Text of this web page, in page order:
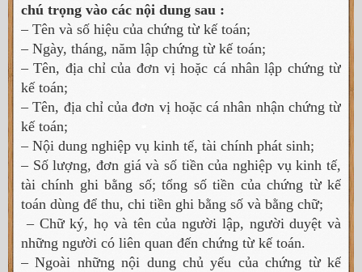
chú trọng vào các nội dung sau :
– Tên và số hiệu của chứng từ kế toán;
– Ngày, tháng, năm lập chứng từ kế toán;
– Tên, địa chỉ của đơn vị hoặc cá nhân lập chứng từ
kế toán;
– Tên, địa chỉ của đơn vị hoặc cá nhân nhận chứng từ
kế toán;
– Nội dung nghiệp vụ kinh tế, tài chính phát sinh;
– Số lượng, đơn giá và số tiền của nghiệp vụ kinh tế,
tài chính ghi bằng số; tổng số tiền của chứng từ kế
toán dùng để thu, chi tiền ghi bằng số và bằng chữ;
– Chữ ký, họ và tên của người lập, người duyệt và
những người có liên quan đến chứng từ kế toán.
– Ngoài những nội dung chủ yếu của chứng từ kế